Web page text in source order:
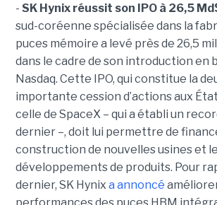
- SK Hynix réussit son IPO à 26,5
sud-coréenne spécialisée dans la
puces mémoire a levé près de 26,5
dans le cadre de son introduction en
Nasdaq. Cette IPO, qui constitue la
importante cession d’actions aux
celle de SpaceX – qui a établi un
dernier –, doit lui permettre de
construction de nouvelles usines et
développements de produits. Pour
dernier, SK Hynix a annoncé